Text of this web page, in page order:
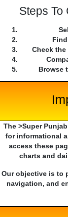
Steps To
Check
Browse
The >Super
for informational
access these
charts and
Our objective is to
navigation, and